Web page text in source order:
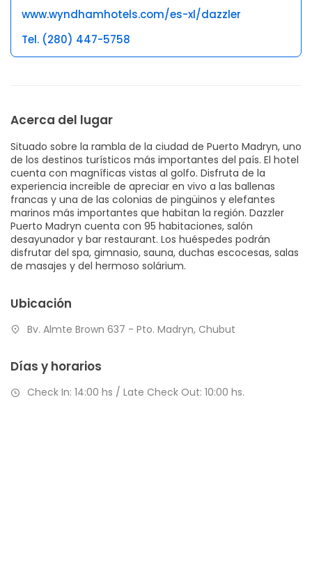
www.wyndhamhotels.com/es-xl/dazzler
Tel. (280) 447-5758
Acerca del lugar
Situado sobre la rambla de la ciudad de Puerto Madryn, uno
de los destinos turísticos más importantes del país. El hotel
cuenta con magníficas vistas al golfo. Disfruta de la
experiencia increible de apreciar en vivo a las ballenas
francas y una de las colonias de pingüinos y elefantes
marinos más importantes que habitan la región. Dazzler
Puerto Madryn cuenta con 95 habitaciones, salón
desayunador y bar restaurant. Los huéspedes podrán
disfrutar del spa, gimnasio, sauna, duchas escocesas, salas
de masajes y del hermoso solárium.
Ubicación
Bv. Almte Brown 637 - Pto. Madryn, Chubut
Días y horarios
Check In: 14:00 hs / Late Check Out: 10:00 hs.